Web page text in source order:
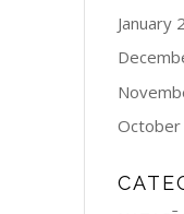
January